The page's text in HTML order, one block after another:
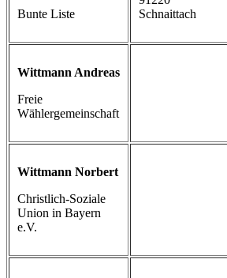
Bunte Liste
Schnaittach
Wittmann Andreas
Freie
Wählergemeinschaft
Wittmann Norbert
Christlich-Soziale
Union in Bayern
e.V.